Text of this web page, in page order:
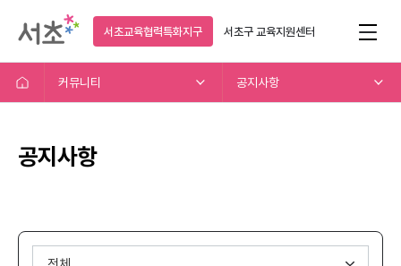
서초교육협력특화지구 서초구교육지원센터
커뮤니티 공지사항
공지사항